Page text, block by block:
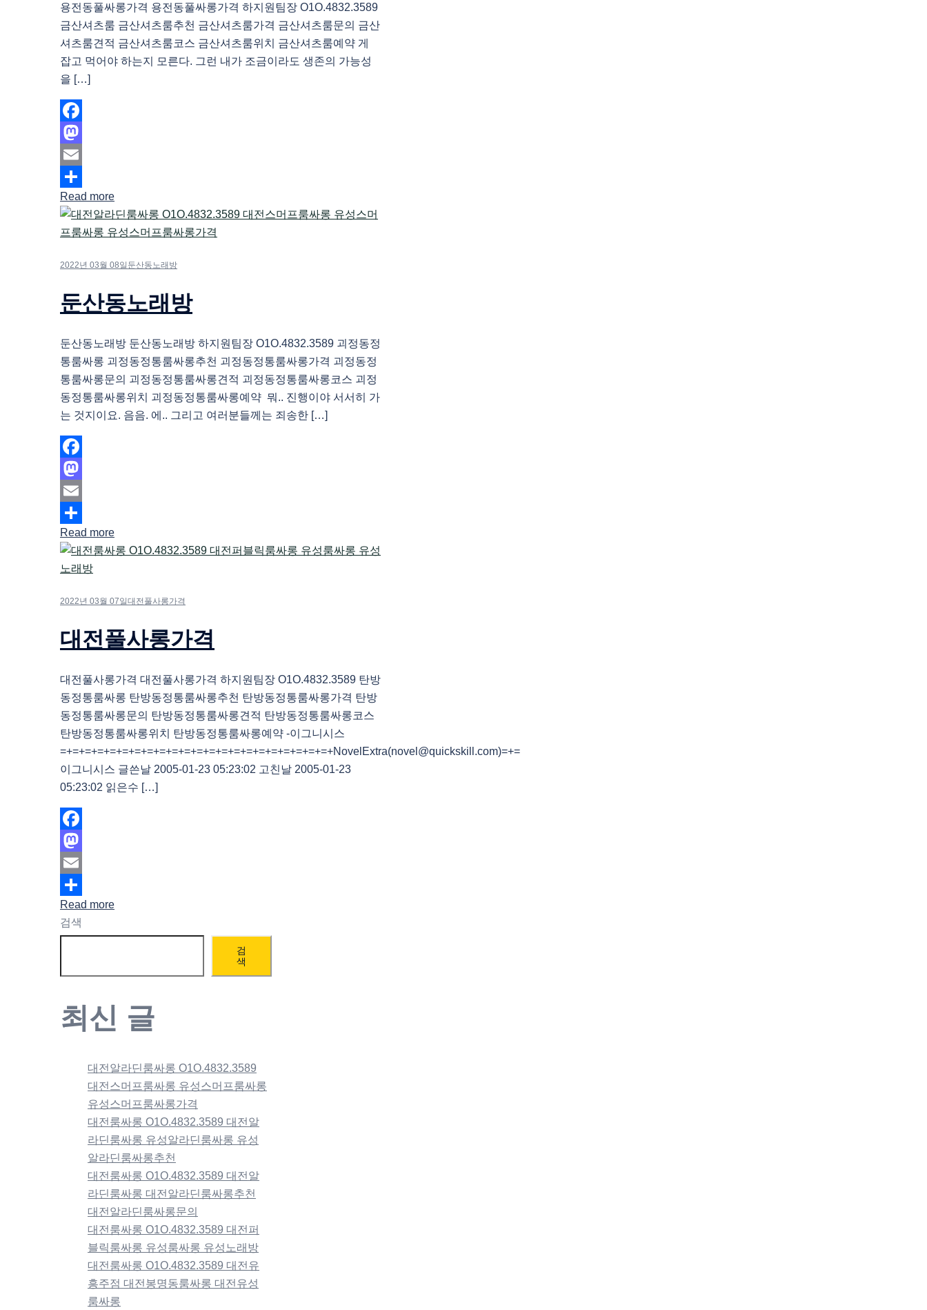
용전동풀싸롱가격 용전동풀싸롱가격 하지원팀장 O1O.4832.3589
금산셔츠룸 금산셔츠룸추천 금산셔츠룸가격 금산셔츠룸문의 금산
셔츠룸견적 금산셔츠룸코스 금산셔츠룸위치 금산셔츠룸예약 게
잡고 먹어야 하는지 모른다. 그런 내가 조금이라도 생존의 가능성
을 […]
Facebook
Mastodon
Email
Share
Read more
2022년 03월 08일 둔산동노래방
둔산동노래방
둔산동노래방 둔산동노래방 하지원팀장 O1O.4832.3589 괴정동정
통룸싸롱 괴정동정통룸싸롱추천 괴정동정통룸싸롱가격 괴정동정
통룸싸롱문의 괴정동정통룸싸롱견적 괴정동정통룸싸롱코스 괴정
동정통룸싸롱위치 괴정동정통룸싸롱예약 뭐.. 진행이야 서서히 가
는 것지이요. 음음. 에.. 그리고 여러분들께는 죄송한 […]
Facebook
Mastodon
Email
Share
Read more
2022년 03월 07일 대전풀사롱가격
대전풀사롱가격
대전풀사롱가격 대전풀사롱가격 하지원팀장 O1O.4832.3589 탄방
동정통룸싸롱 탄방동정통룸싸롱추천 탄방동정통룸싸롱가격 탄방
동정통룸싸롱문의 탄방동정통룸싸롱견적 탄방동정통룸싸롱코스
탄방동정통룸싸롱위치 탄방동정통룸싸롱예약 -이그니시스
=+=+=+=+=+=+=+=+=+=+=+=+=+=+=+=+=+=+=+=+=+=+NovelExtra(novel@quickskill.com)=+=
이그니시스 글쓴날 2005-01-23 05:23:02 고친날 2005-01-23
05:23:02 읽은수 […]
Facebook
Mastodon
Email
Share
Read more
검색
검
색
최신 글
대전알라딘룸싸롱 O1O.4832.3589
대전스머프룸싸롱 유성스머프룸싸롱
유성스머프룸싸롱가격
대전룸싸롱 O1O.4832.3589 대전알
라딘룸싸롱 유성알라딘룸싸롱 유성
알라딘룸싸롱추천
대전룸싸롱 O1O.4832.3589 대전알
라딘룸싸롱 대전알라딘룸싸롱추천
대전알라딘룸싸롱문의
대전룸싸롱 O1O.4832.3589 대전퍼
블릭룸싸롱 유성룸싸롱 유성노래방
대전룸싸롱 O1O.4832.3589 대전유
흥주점 대전봉명동룸싸롱 대전유성
룸싸롱